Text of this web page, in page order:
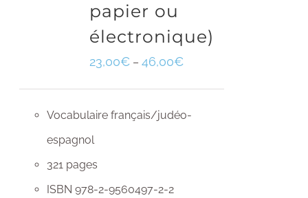
papier ou
électronique)
23,00€ –46,00€
Vocabulaire français/judéo-
espagnol
321 pages
ISBN 978-2-9560497-2-2